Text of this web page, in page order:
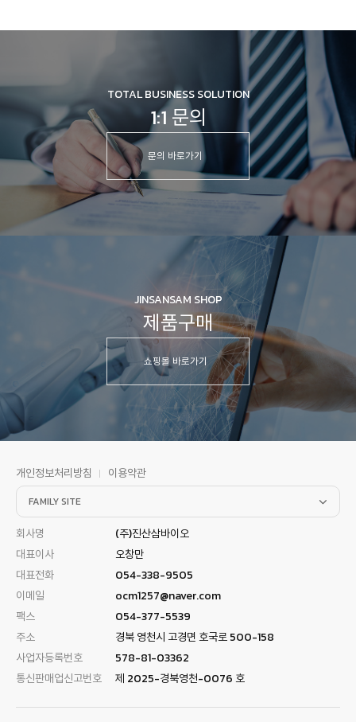
TOTAL BUSINESS SOLUTION
1:1 문의
문의 바로가기
JINSANSAM SHOP
제품구매
쇼핑몰 바로가기
개인정보처리방침 이용약관
FAMILY SITE
회사명
(주)진산삼바이오
대표이사
오창만
대표전화
054-338-9505
이메일
ocm1257@naver.com
팩스
054-377-5539
주소
경북 영천시 고경면 호국로 500-158
사업자등록번호
578-81-03362
통신판매업신고번호
제 2025-경북영천-0076 호